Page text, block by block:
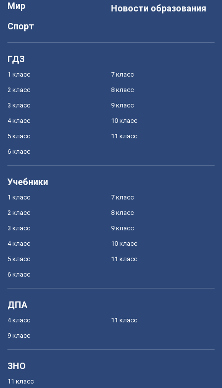
Мир
Спорт
Новости образования
ГДЗ
1 класс
2 класс
3 класс
4 класс
5 класс
6 класс
7 класс
8 класс
9 класс
10 класс
11 класс
Учебники
1 класс
2 класс
3 класс
4 класс
5 класс
6 класс
7 класс
8 класс
9 класс
10 класс
11 класс
ДПА
4 класс
9 класс
11 класс
ЗНО
11 класс